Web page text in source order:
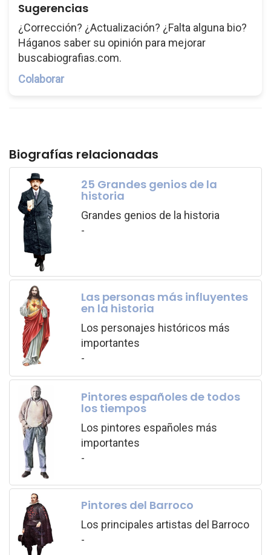
Sugerencias
¿Corrección? ¿Actualización? ¿Falta alguna bio?
Háganos saber su opinión para mejorar
buscabiografias.com.
Colaborar
Biografías relacionadas
25 Grandes genios de la
historia
Grandes genios de la historia
-
Las personas más influyentes
en la historia
Los personajes históricos más
importantes
-
Pintores españoles de todos
los tiempos
Los pintores españoles más
importantes
-
Pintores del Barroco
Los principales artistas del Barroco
-